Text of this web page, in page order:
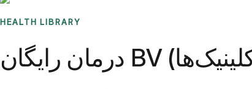
HEALTH LIBRARY